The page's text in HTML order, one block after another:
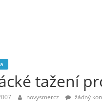
tažení
novysmercz žádný